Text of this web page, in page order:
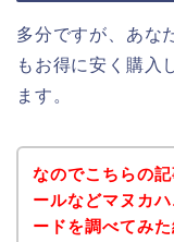
多分ですが、あな
もお得に安く購入
ます。
なのでこちらの
ールなどマヌカ
ードを調べてみ